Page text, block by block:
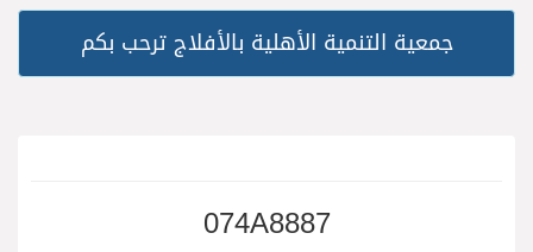
جمعية التنمية الأهلية بالأفلاج ترحب بكم
074A8887